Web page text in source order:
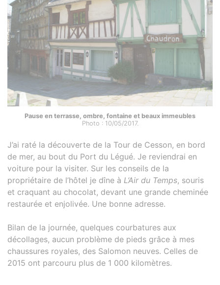
Pause en terrasse, ombre, fontaine et beaux immeubles
Photo : 10/05/2017.
J’ai raté la découverte de la Tour de Cesson, en bord
de mer, au bout du Port du Légué. Je reviendrai en
voiture pour la visiter. Sur les conseils de la
propriétaire de l’hôtel je dîne à L’Air du Temps, souris
et craquant au chocolat, devant une grande cheminée
restaurée et enjolivée. Une bonne adresse.
Bilan de la journée, quelques courbatures aux
décollages, aucun problème de pieds grâce à mes
chaussures royales, des Salomon neuves. Celles de
2015 ont parcouru plus de 1 000 kilomètres.